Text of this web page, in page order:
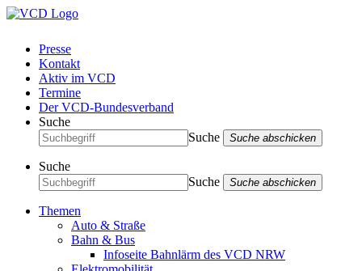
Presse
Kontakt
Aktiv im VCD
Termine
Der VCD-Bundesverband
Suche
Suche
Suche abschicken
Suche
Suche
Suche abschicken
Themen
Auto & Straße
Bahn & Bus
Infoseite Bahnlärm des VCD NRW